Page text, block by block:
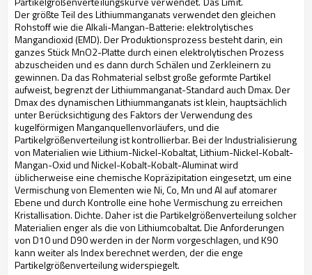
Der größte Teil des Lithiummanganats verwendet den gleichen
Rohstoff wie die Alkali-Mangan-Batterie: elektrolytisches
Mangandioxid (EMD). Der Produktionsprozess besteht darin, ein
ganzes Stück MnO2-Platte durch einen elektrolytischen Prozess
abzuscheiden und es dann durch Schälen und Zerkleinern zu
gewinnen. Da das Rohmaterial selbst große geformte Partikel
aufweist, begrenzt der Lithiummanganat-Standard auch Dmax. Der
Dmax des dynamischen Lithiummanganats ist klein, hauptsächlich
unter Berücksichtigung des Faktors der Verwendung des
kugelförmigen Manganquellenvorläufers, und die
Partikelgrößenverteilung ist kontrollierbar. Bei der Industrialisierung
von Materialien wie Lithium-Nickel-Kobaltat, Lithium-Nickel-Kobalt-
Mangan-Oxid und Nickel-Kobalt-Kobalt-Aluminat wird
üblicherweise eine chemische Kopräzipitation eingesetzt, um eine
Vermischung von Elementen wie Ni, Co, Mn und Al auf atomarer
Ebene und durch Kontrolle eine hohe Vermischung zu erreichen
Kristallisation. Dichte. Daher ist die Partikelgrößenverteilung solcher
Materialien enger als die von Lithiumcobaltat. Die Anforderungen
von D10 und D90 werden in der Norm vorgeschlagen, und K90
kann weiter als Index berechnet werden, der die enge
Partikelgrößenverteilung widerspiegelt.